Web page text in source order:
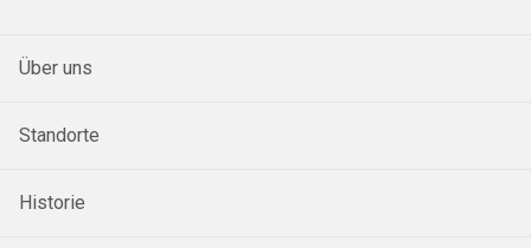
Über uns
Standorte
Historie